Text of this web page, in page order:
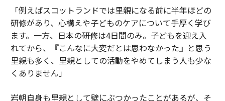
「例えばスコットランドでは里親になる前に半年ほどの
研修があり、心構えや子どものケアについて手厚く学び
ます。一方、日本の研修は4日間のみ。子どもを迎え入
れてから、『こんなに大変だとは思わなかった』と思う
里親も多く、里親としての活動をやめてしまう人も少な
くありません」
岩朝自身も里親として壁にぶつかったことがあるが、そ